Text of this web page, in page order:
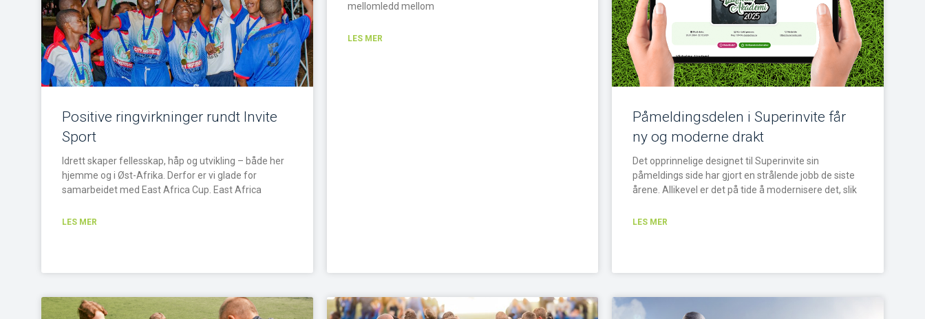
Positive ringvirkninger rundt Invite
Sport
Idrett skaper fellesskap, håp og utvikling – både her
hjemme og i Øst-Afrika. Derfor er vi glade for
samarbeidet med East Africa Cup. East Africa
LES MER
mellomledd mellom
LES MER
Påmeldingsdelen i Superinvite får
ny og moderne drakt
Det opprinnelige designet til Superinvite sin
påmeldings side har gjort en strålende jobb de siste
årene. Allikevel er det på tide å modernisere det, slik
LES MER